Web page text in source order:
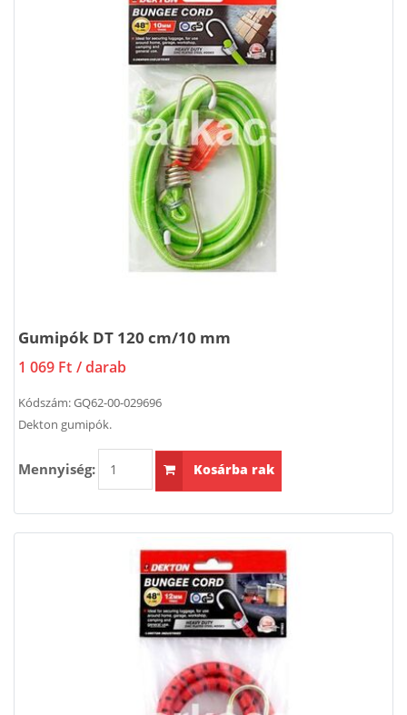
Gumipók DT 120 cm/10 mm
1 069 Ft / darab
Kódszám:GQ62-00-029696
Dekton gumipók.
Mennyiség: Kosárba rak